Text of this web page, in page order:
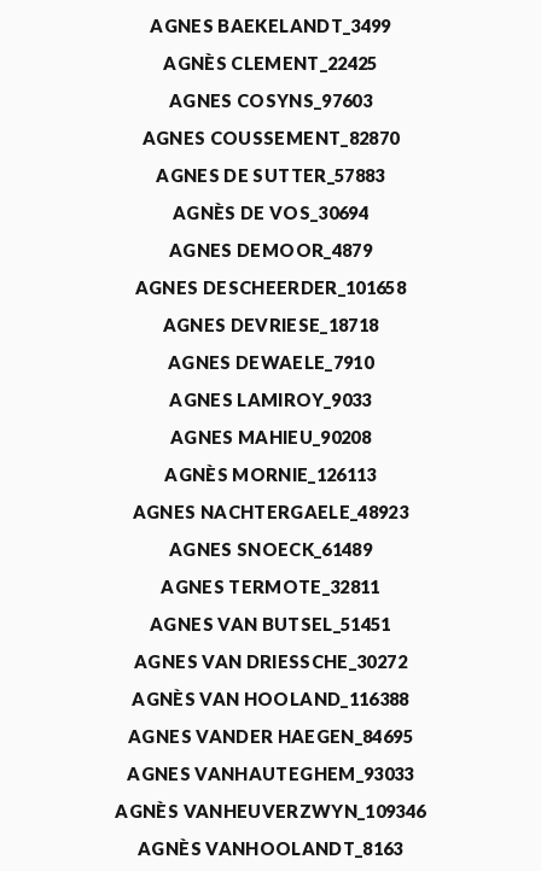
AGNES BAEKELANDT_3499
AGNÈS CLEMENT_22425
AGNES COSYNS_97603
AGNES COUSSEMENT_82870
AGNES DE SUTTER_57883
AGNÈS DE VOS_30694
AGNES DEMOOR_4879
AGNES DESCHEERDER_101658
AGNES DEVRIESE_18718
AGNES DEWAELE_7910
AGNES LAMIROY_9033
AGNES MAHIEU_90208
AGNÈS MORNIE_126113
AGNES NACHTERGAELE_48923
AGNES SNOECK_61489
AGNES TERMOTE_32811
AGNES VAN BUTSEL_51451
AGNES VAN DRIESSCHE_30272
AGNÈS VAN HOOLAND_116388
AGNES VANDER HAEGEN_84695
AGNES VANHAUTEGHEM_93033
AGNÈS VANHEUVERZWYN_109346
AGNÈS VANHOOLANDT_8163